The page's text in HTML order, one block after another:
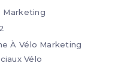
Marketing
À Vélo Marketing
Vélo